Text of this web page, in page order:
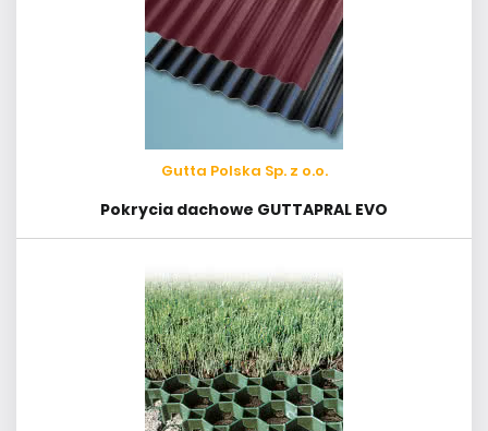
Gutta Polska Sp. z o.o.
Pokrycia dachowe GUTTAPRAL EVO